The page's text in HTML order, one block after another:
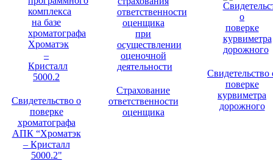
Свидетельство о
поверке
хроматографа
АПК “Хроматэк
– Кристалл
5000.2"
Страхование
ответственности
оценщика
Свидетельство
поверке
курвиметра
дорожного